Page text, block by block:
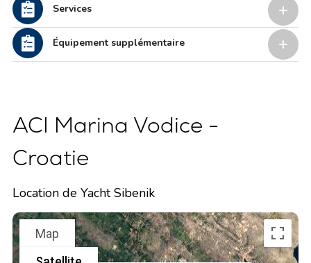
Services
Équipement supplémentaire
ACI Marina Vodice -
Croatie
Location de Yacht Sibenik
Map